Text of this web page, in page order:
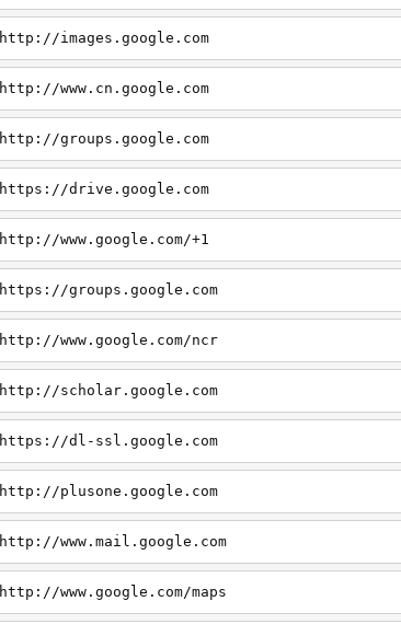
http://images.google.com
http://www.cn.google.com
http://groups.google.com
https://drive.google.com
http://www.google.com/+1
https://groups.google.com
http://www.google.com/ncr
http://scholar.google.com
https://dl-ssl.google.com
http://plusone.google.com
http://www.mail.google.com
http://www.google.com/maps